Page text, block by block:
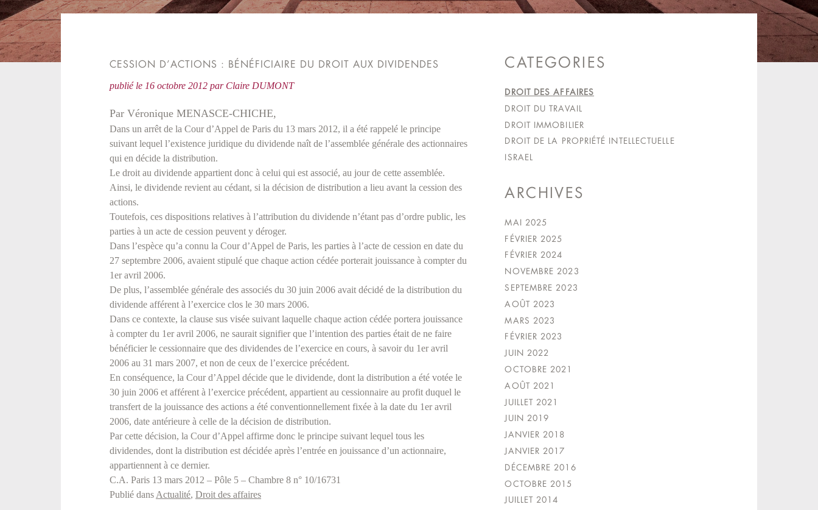
CESSION D’ACTIONS : BÉNÉFICIAIRE DU DROIT AUX DIVIDENDES
publié le 16 octobre 2012 par Claire DUMONT
Par Véronique MENASCE-CHICHE,
Dans un arrêt de la Cour d’Appel de Paris du 13 mars 2012, il a été rappelé le principe
suivant lequel l’existence juridique du dividende naît de l’assemblée générale des actionnaires
qui en décide la distribution.
Le droit au dividende appartient donc à celui qui est associé, au jour de cette assemblée.
Ainsi, le dividende revient au cédant, si la décision de distribution a lieu avant la cession des
actions.
Toutefois, ces dispositions relatives à l’attribution du dividende n’étant pas d’ordre public, les
parties à un acte de cession peuvent y déroger.
Dans l’espèce qu’a connu la Cour d’Appel de Paris, les parties à l’acte de cession en date du
27 septembre 2006, avaient stipulé que chaque action cédée porterait jouissance à compter du
1er avril 2006.
De plus, l’assemblée générale des associés du 30 juin 2006 avait décidé de la distribution du
dividende afférent à l’exercice clos le 30 mars 2006.
Dans ce contexte, la clause sus visée suivant laquelle chaque action cédée portera jouissance
à compter du 1er avril 2006, ne saurait signifier que l’intention des parties était de ne faire
bénéficier le cessionnaire que des dividendes de l’exercice en cours, à savoir du 1er avril
2006 au 31 mars 2007, et non de ceux de l’exercice précédent.
En conséquence, la Cour d’Appel décide que le dividende, dont la distribution a été votée le
30 juin 2006 et afférent à l’exercice précédent, appartient au cessionnaire au profit duquel le
transfert de la jouissance des actions a été conventionnellement fixée à la date du 1er avril
2006, date antérieure à celle de la décision de distribution.
Par cette décision, la Cour d’Appel affirme donc le principe suivant lequel tous les
dividendes, dont la distribution est décidée après l’entrée en jouissance d’un actionnaire,
appartiennent à ce dernier.
C.A. Paris 13 mars 2012 – Pôle 5 – Chambre 8 n° 10/16731
Publié dans Actualité, Droit des affaires
CATEGORIES
DROIT DES AFFAIRES
DROIT DU TRAVAIL
DROIT IMMOBILIER
DROIT DE LA PROPRIÉTÉ INTELLECTUELLE
ISRAEL
ARCHIVES
MAI 2025
FÉVRIER 2025
FÉVRIER 2024
NOVEMBRE 2023
SEPTEMBRE 2023
AOÛT 2023
MARS 2023
FÉVRIER 2023
JUIN 2022
OCTOBRE 2021
AOÛT 2021
JUILLET 2021
JUIN 2019
JANVIER 2018
JANVIER 2017
DÉCEMBRE 2016
OCTOBRE 2015
JUILLET 2014